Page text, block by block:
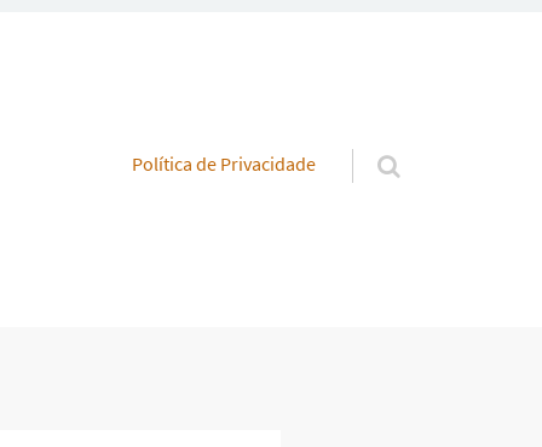
Pular para o conteúdo
Política de Privacidade